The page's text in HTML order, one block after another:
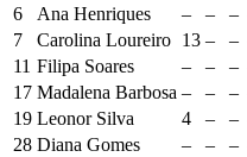
6
Ana Henriques – – –
7
Carolina Loureiro 13 – –
11 Filipa Soares – – –
17 Madalena Barbosa – – –
19 Leonor Silva 4 – –
28 Diana Gomes – – –